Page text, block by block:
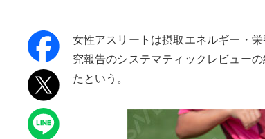
女性アスリートは摂取エネルギー・
究報告のシステマティックレビュー
たという。